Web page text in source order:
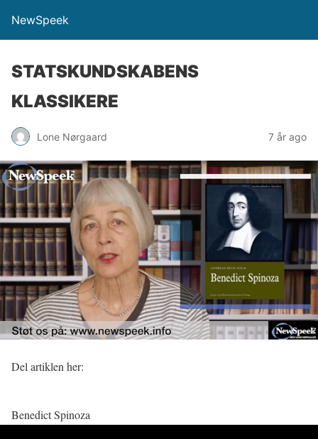
NewSpeek
STATSKUNDSKABENS
KLASSIKERE
Lone Nørgaard 7 år ago
Del artiklen her:
Benedict Spinoza